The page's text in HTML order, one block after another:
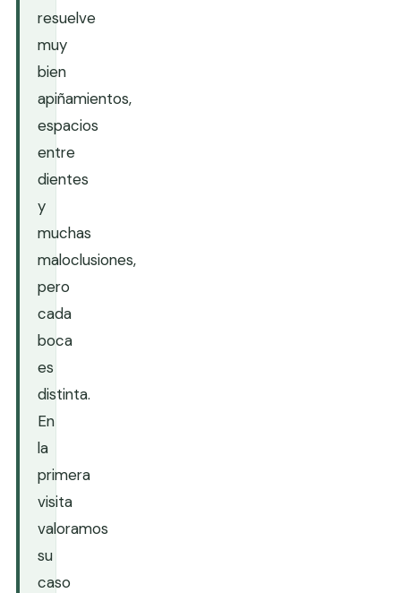
resuelve
muy
bien
apiñamientos,
espacios
entre
dientes
y
muchas
maloclusiones,
pero
cada
boca
es
distinta.
En
la
primera
visita
valoramos
su
caso